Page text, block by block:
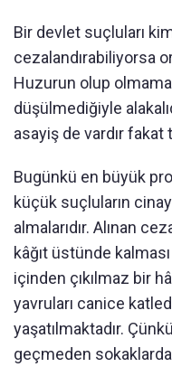
Bir devlet suçluları
cezalandırabiliyorsa
Huzurun olup
düşülmediğiyle
asayiş de vardır
Bugünkü en büyük
küçük suçluların
almalarıdır. Alınan
kâğıt üstünde
içinden çıkılmaz bir
yavruları canice
yaşatılmaktadır.
geçmeden